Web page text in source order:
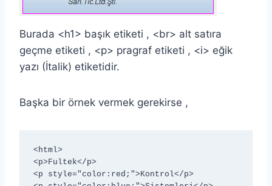
Burada <h1> başık etiketi , <br> alt satıra
geçme etiketi , <p> pragraf etiketi , <i> eğik
yazı (İtalik) etiketidir.
Başka bir örnek vermek gerekirse ,
<html>
<p>Fultek</p>
<p style="color:red;">Kontrol</p>